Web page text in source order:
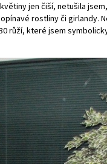
jen čiší, netušila
rostliny či
růží, které jsem